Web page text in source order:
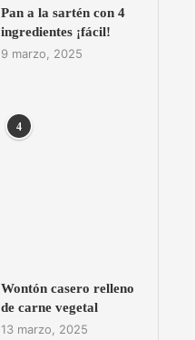
Pan a la sartén con 4
ingredientes ¡fácil!
9 marzo, 2025
4
Wontón casero relleno
de carne vegetal
13 marzo, 2025